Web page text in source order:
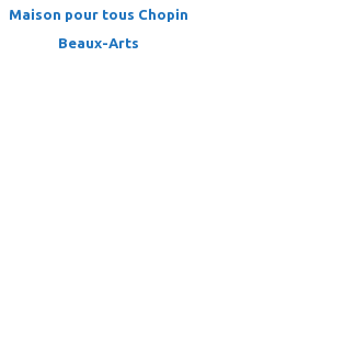
Maison pour tous Chopin
Beaux-Arts